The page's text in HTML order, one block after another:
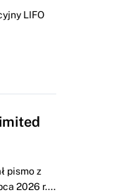
LIFO
pismo z
2026 r....